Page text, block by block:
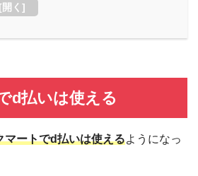
[開く ]
d払いは使える
マートでd払いは使えるようになっ